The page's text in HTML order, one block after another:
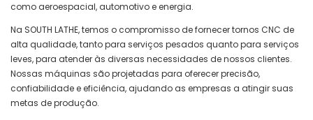
como aeroespacial, automotivo e energia.
Na SOUTH LATHE, temos o compromisso de fornecer tornos CNC de
alta qualidade, tanto para serviços pesados ​​quanto para serviços
leves, para atender às diversas necessidades de nossos clientes.
Nossas máquinas são projetadas para oferecer precisão,
confiabilidade e eficiência, ajudando as empresas a atingir suas
metas de produção.